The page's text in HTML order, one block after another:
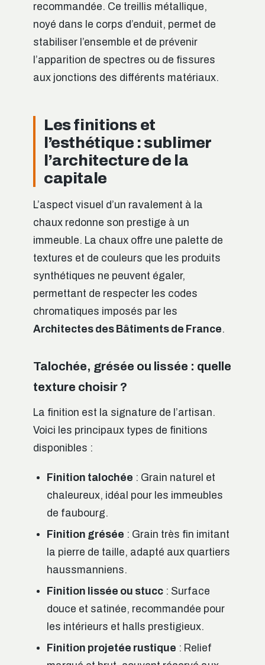
recommandée. Ce treillis métallique,
noyé dans le corps d’enduit, permet de
stabiliser l’ensemble et de prévenir
l’apparition de spectres ou de fissures
aux jonctions des différents matériaux.
Les finitions et
l’esthétique : sublimer
l’architecture de la
capitale
L’aspect visuel d’un ravalement à la
chaux redonne son prestige à un
immeuble. La chaux offre une palette de
textures et de couleurs que les produits
synthétiques ne peuvent égaler,
permettant de respecter les codes
chromatiques imposés par les
Architectes des Bâtiments de France.
Talochée, grésée ou lissée : quelle
texture choisir ?
La finition est la signature de l’artisan.
Voici les principaux types de finitions
disponibles :
Finition talochée : Grain naturel et
chaleureux, idéal pour les immeubles
de faubourg.
Finition grésée : Grain très fin imitant
la pierre de taille, adapté aux quartiers
haussmanniens.
Finition lissée ou stucc: Surface
douce et satinée, recommandée pour
les intérieurs et halls prestigieux.
Finition projetée rustique : Relief